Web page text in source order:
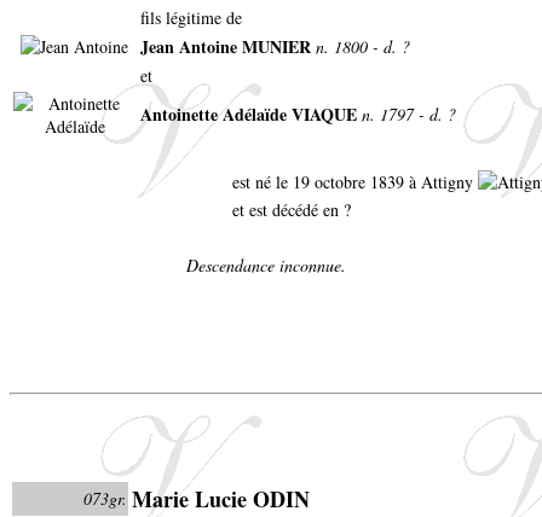
fils légitime de
Jean Antoine MUNIER n. 1800 - d. ?
et
Antoinette Adélaïde VIAQUE n. 1797 - d. ?
est né le 19 octobre 1839 à Attigny
et est décédé en ?
Descendance inconnue.
073gr. Marie Lucie ODIN